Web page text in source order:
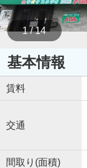
1 / 14
基本情報
賃料
交通
間取り(面積)